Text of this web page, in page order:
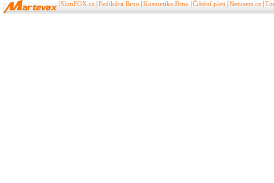
SlimFOX.cz Pedikúra Brno Kosmetika Brno Čištění pleti Netusers.cz